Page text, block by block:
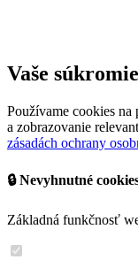
Vaše
Používame cookies na
a zobrazovanie
zásadách ochrany
🔒 Nevyhnutné
Základná funkčnosť